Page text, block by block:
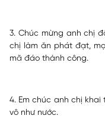
3. Chúc mừng anh chị
chị làm ăn phát đạt,
mã đáo thành công.
4. Em chúc anh chị
vô như nước.